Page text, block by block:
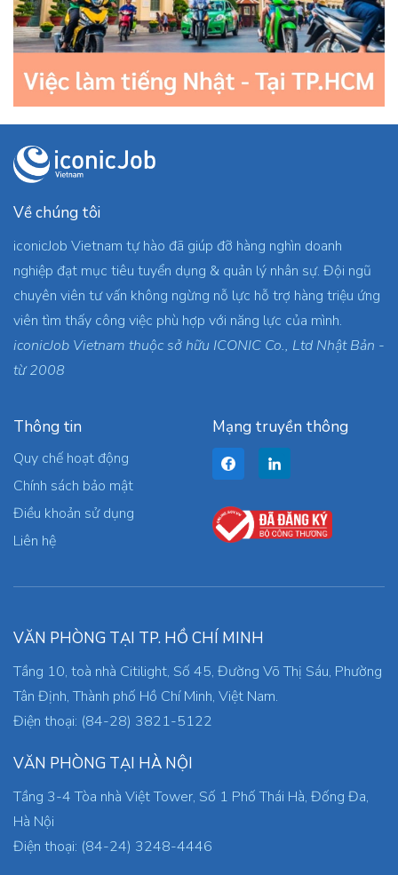
Về chúng tôi
iconicJob Vietnam tự hào đã giúp đỡ hàng nghìn doanh
nghiệp đạt mục tiêu tuyển dụng & quản lý nhân sự. Đội ngũ
chuyên viên tư vấn không ngừng nỗ lực hỗ trợ hàng triệu ứng
viên tìm thấy công việc phù hợp với năng lực của mình.
iconicJob Vietnam thuộc sở hữu ICONIC Co., Ltd Nhật Bản -
từ 2008
Thông tin
Quy chế hoạt động
Chính sách bảo mật
Điều khoản sử dụng
Liên hệ
Mạng truyền thông
VĂN PHÒNG TẠI TP. HỒ CHÍ MINH
Tầng 10, toà nhà Citilight, Số 45, Đường Võ Thị Sáu, Phường
Tân Định, Thành phố Hồ Chí Minh, Việt Nam.
Điện thoại: (84-28) 3821-5122
VĂN PHÒNG TẠI HÀ NỘI
Tầng 3-4 Tòa nhà Việt Tower, Số 1 Phố Thái Hà, Đống Đa,
Hà Nội
Điện thoại: (84-24) 3248-4446